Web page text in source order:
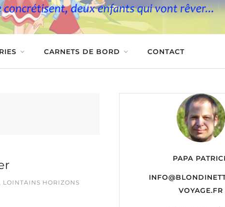
CARNETS DE BORD CONTACT
LOINTAINS HORIZONS
PAPA
VOYAGE.FR